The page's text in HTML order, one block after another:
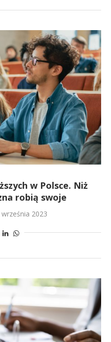
w Polsce. Niż
robią swoje
września 2023